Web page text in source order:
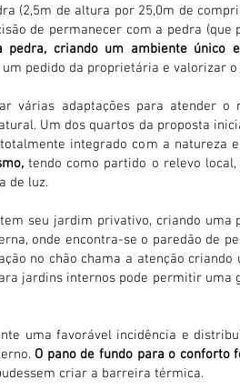
(2,5m de altura por 25,0m de
de permanecer com a pedra
pedra, criando um ambiente único
pedido da proprietária e valorizar
várias adaptações para atender
Um dos quartos da proposta
integrado com a
tendo como partido o relevo
de luz.
seu jardim privativo, criando uma
onde encontra-se o paredão de
no chão chama a atenção criando
jardins internos pode permitir uma
uma favorável incidência e
O pano de fundo para o conforto
criar a barreira térmica.